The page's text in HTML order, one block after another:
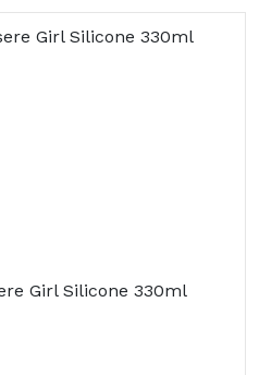
Girl Silicone 330ml